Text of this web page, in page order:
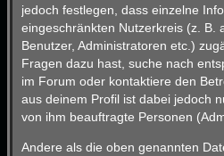
jedoch festlegen, dass einzelne
eingeschränkten Nutzerkreis (z. B.
Benutzer, Administratoren etc.)
Fragen dazu hast, suche nach
im Forum oder kontaktiere den
aus deinem Profil ist dabei jedoch
von ihm beauftragte Personen
Andere als die oben genannten